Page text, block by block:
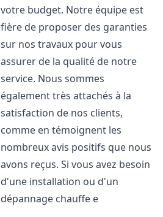
votre budget. Notre équipe est
fière de proposer des garanties
sur nos travaux pour vous
assurer de la qualité de notre
service. Nous sommes
également très attachés à la
satisfaction de nos clients,
comme en témoignent les
nombreux avis positifs que nous
avons reçus. Si vous avez besoin
d'une installation ou d'un
dépannage chauffe e